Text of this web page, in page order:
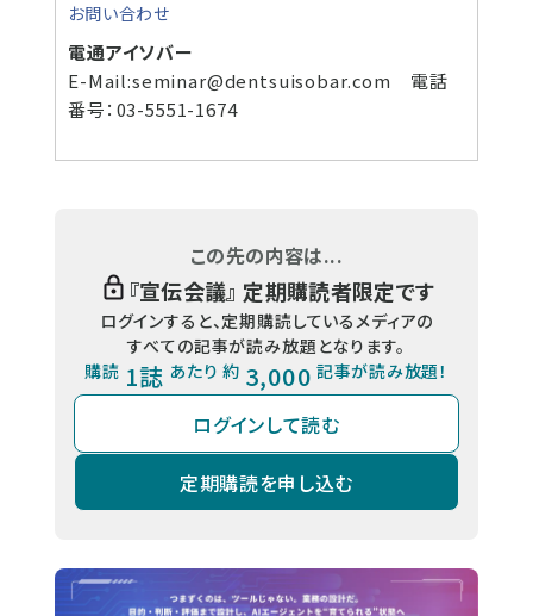
お問い合わせ
電通アイソバー
E-Mail:seminar@dentsuisobar.com 電話
番号：03-5551-1674
この先の内容は...
『宣伝会議』 定期購読者限定です
ログインすると、定期購読しているメディアの
すべての記事が読み放題となります。
購読 1誌 あたり 約 3,000 記事が読み放題！
ログインして読む
定期購読を申し込む